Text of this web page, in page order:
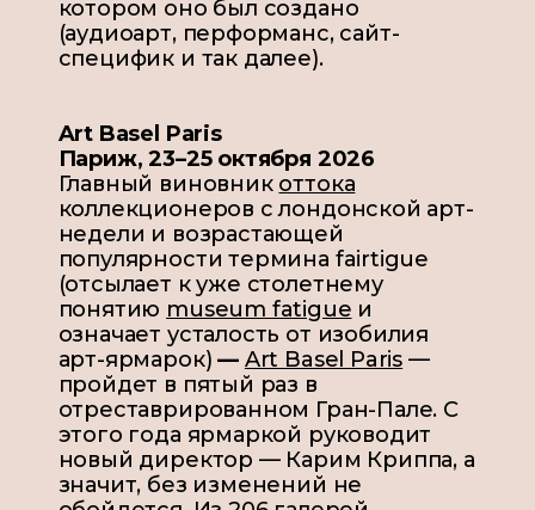
котором оно был создано
(аудиоарт, перформанс, сайт-
специфик и так далее).
Art Basel Paris
Париж, 23–25 октября 2026
Главный виновник оттока
коллекционеров слондонской арт-
недели и возрастающей
популярности термина fairtigue
(отсылает к уже столетнему
понятию museum fatigue и
означает усталость от изобилия
арт-ярмарок) — Art Basel Paris —
пройдет в пятый раз в
отреставрированном Гран-Пале. С
этого года ярмаркой руководит
новый директор — Карим Криппа, а
значит, без изменений не